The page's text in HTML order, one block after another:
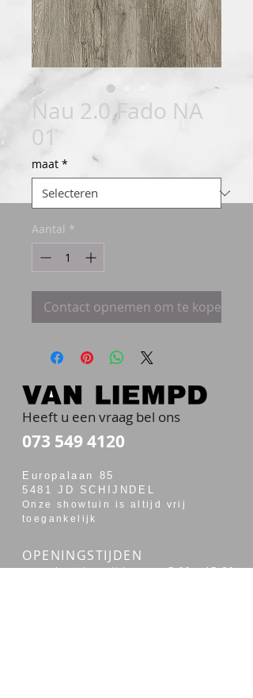
Nau 2.0 Fado NA
01
maat *
Aantal *
Contact opnemen om te kopen
Heeft u een vraag bel ons
073 549 4120
Europalaan 85
5481 JD SCHIJNDEL
Onze showtuin is altijd vrij
toegankelijk
OPENINGSTIJDEN
maandag t/m vrijdag van 7:00 - 17:30